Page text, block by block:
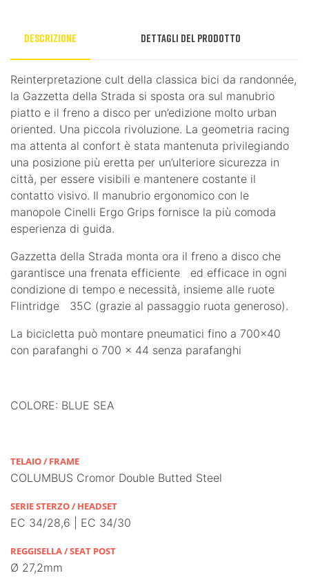
Descrizione Dettagli del prodotto
Reinterpretazione cult della classica bici da randonnée,
la Gazzetta della Strada si sposta ora sul manubrio
piatto e il freno a disco per un’edizione molto urban
oriented. Una piccola rivoluzione. La geometria racing
ma attenta al confort è stata mantenuta privilegiando
una posizione più eretta per un’ulteriore sicurezza in
città, per essere visibili e mantenere costante il
contatto visivo. Il manubrio ergonomico con le
manopole Cinelli Ergo Grips fornisce la più comoda
esperienza di guida.
Gazzetta della Strada monta ora il freno a disco che
garantisce una frenata efficiente ed efficace in ogni
condizione di tempo e necessità, insieme alle ruote
Flintridge 35C (grazie al passaggio ruota generoso).
La bicicletta può montare pneumatici fino a 700x40
con parafanghi o 700 x 44 senza parafanghi
COLORE: BLUE SEA
TELAIO / FRAME
COLUMBUS Cromor Double Butted Steel
SERIE STERZO / HEADSET
EC 34/28,6 | EC 34/30
REGGISELLA / SEAT POST
Ø 27,2mm